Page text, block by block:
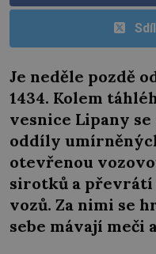
Je neděle pozdě
1434. Kolem
vesnice Lipany
oddíly
otevřenou
sirotků a převrátí
vozů. Za nimi se
sebe mávají meči